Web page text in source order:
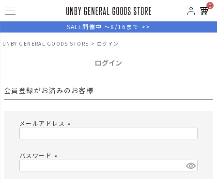
0
SALE開催中 ～8/16まで >>
UNBY GENERAL GOODS STORE ログイン
ログイン
会員登録がお済みのお客様
メールアドレス
)
パスワード